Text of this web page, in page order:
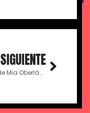
SIGUIENTE
Firma de Mia Oberländer